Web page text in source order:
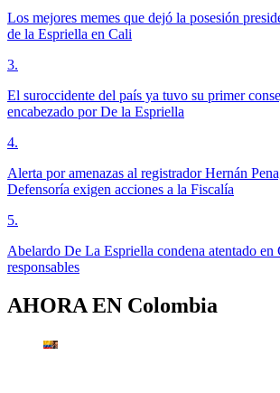
Los mejores memes que dejó la posesión
de la Espriella en Cali
3.
El suroccidente del país ya tuvo su primer
encabezado por De la Espriella
4.
Alerta por amenazas al registrador Hernán
Defensoría exigen acciones a la Fiscalía
5.
Abelardo De La Espriella condena atentado en
responsables
AHORA EN Colombia